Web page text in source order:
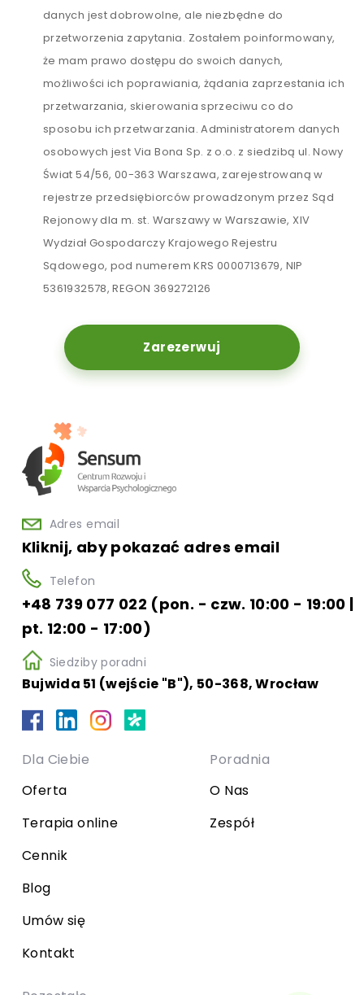
danych jest dobrowolne, ale niezbędne do
przetworzenia zapytania. Zostałem poinformowany,
że mam prawo dostępu do swoich danych,
możliwości ich poprawiania, żądania zaprzestania ich
przetwarzania, skierowania sprzeciwu co do
sposobu ich przetwarzania. Administratorem danych
osobowych jest Via Bona Sp. z o.o. z siedzibą ul. Nowy
Świat 54/56, 00-363 Warszawa, zarejestrowaną w
rejestrze przedsiębiorców prowadzonym przez Sąd
Rejonowy dla m. st. Warszawy w Warszawie, XIV
Wydział Gospodarczy Krajowego Rejestru
Sądowego, pod numerem KRS 0000713679, NIP
5361932578, REGON 369272126
Zarezerwuj
Adres email
Kliknij, aby pokazać adres email
Telefon
+48 739 077 022 (pon. - czw. 10:00 - 19:00 |
pt. 12:00 - 17:00)
Siedziby poradni
Bujwida 51 (wejście "B"), 50-368, Wrocław
Dla Ciebie
Oferta
Terapia online
Cennik
Blog
Umów się
Kontakt
Poradnia
O Nas
Zespół